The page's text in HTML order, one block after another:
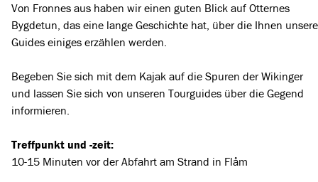
Von Fronnes aus haben wir einen guten Blick auf Otternes
Bygdetun, das eine lange Geschichte hat, über die Ihnen unsere
Guides einiges erzählen werden.
Begeben Sie sich mit dem Kajak auf die Spuren der Wikinger
und lassen Sie sich von unseren Tourguides über die Gegend
informieren.
Treffpunkt und -zeit:
10-15 Minuten vor der Abfahrt am Strand in Flåm